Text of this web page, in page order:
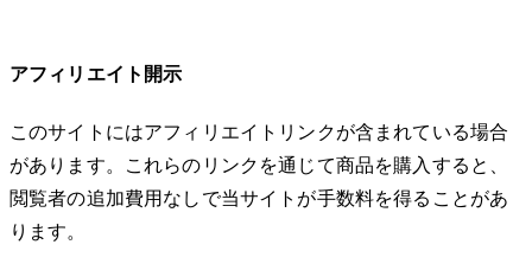
アフィリエイト開示
このサイトにはアフィリエイトリンクが含まれている場合
があります。これらのリンクを通じて商品を購入すると、
閲覧者の追加費用なしで当サイトが手数料を得ることがあ
ります。